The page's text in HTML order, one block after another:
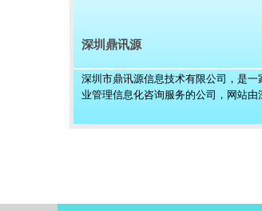
深圳鼎讯源
深圳市鼎讯源信息技术有限公司，是一
业管理信息化咨询服务的公司，网站由